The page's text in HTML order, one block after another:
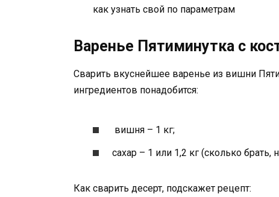
как узнать свой по параметрам
Варенье Пятиминутка с
Сварить вкуснейшее варенье из вишни
ингредиентов понадобится:
вишня – 1 кг;
сахар – 1 или 1,2 кг (сколько брать,
Как сварить десерт, подскажет рецепт: